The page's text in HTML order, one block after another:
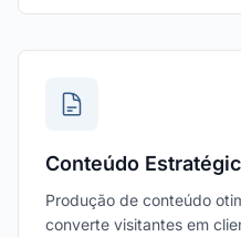
Conteúdo
Produção de conteúdo
converte visitantes em